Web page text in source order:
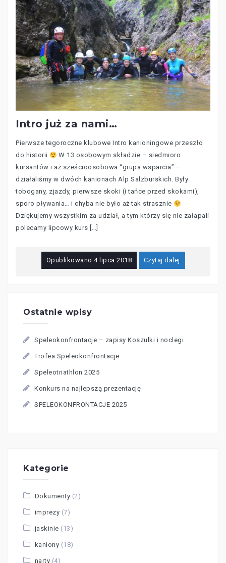
Intro już za nami…
Pierwsze tegoroczne klubowe Intro kanioningowe przeszło
do historii
W 13 osobowym składzie – siedmioro
kursantów i aż sześcioosobowa “grupa wsparcia” –
działaliśmy w dwóch kanionach Alp Salzburskich. Były
tobogany, zjazdy, pierwsze skoki (i tańce przed skokami),
sporo pływania… i chyba nie było aż tak strasznie
Dziękujemy wszystkim za udział, a tym którzy się nie załapali
polecamy lipcowy kurs […]
Opublikowano 4 lipca 2018 Czytaj dalej
Ostatnie wpisy
Speleokonfrontacje – zapisy Koszulki i noclegi
Trofea Speleokonfrontacje
Speleotriathlon 2025
Konkurs na najlepszą prezentację
SPELEOKONFRONTACJE 2025
Kategorie
Dokumenty (2)
imprezy (7)
jaskinie (13)
kaniony (18)
narty (4)